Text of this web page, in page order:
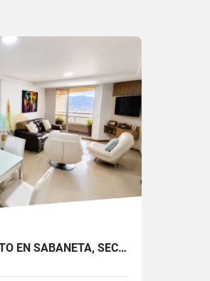
VENDO APARTAMENTO EN SABANETA, SECTOR LAS LOMITAS